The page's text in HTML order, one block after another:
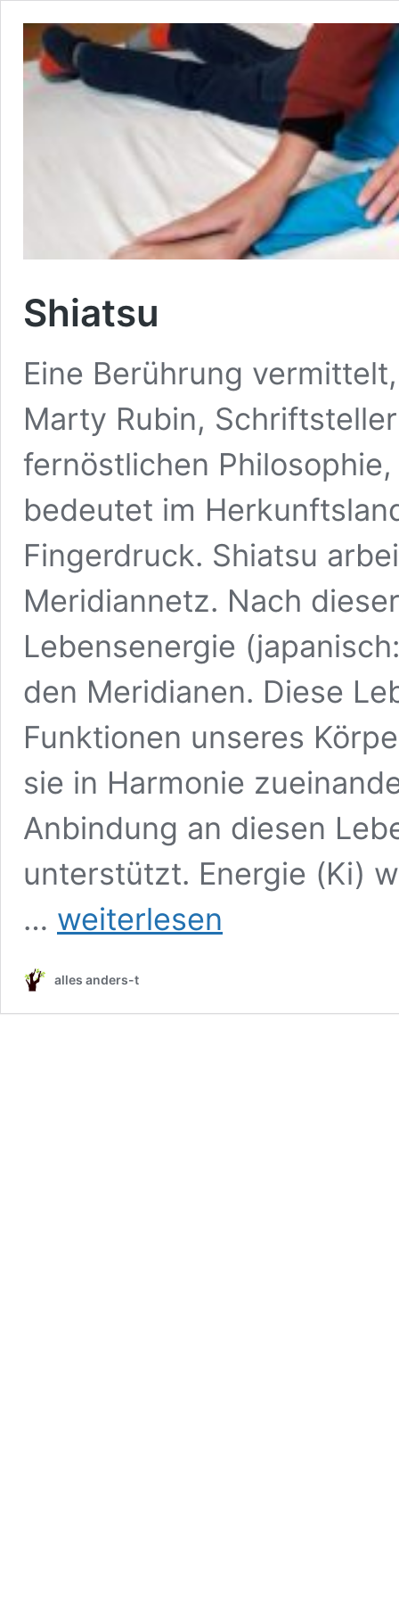
Shiatsu
Eine Berührung
Marty Rubin,
fernöstlichen
bedeutet im
Fingerdruck. Shiatsu
Meridiannetz. Nach
Lebensenergie
den Meridianen. Diese
Funktionen unseres
sie in Harmonie
Anbindung an diesen
unterstützt. Energie (Ki)
… weiterlesen
alles anders-t